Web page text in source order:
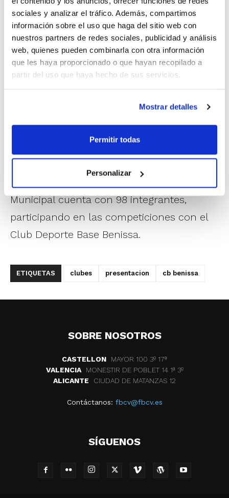
sociales y analizar el tráfico. Además, compartimos
información sobre el uso que haga del sitio web con
nuestros partners de redes sociales, publicidad y análisis
web, quienes pueden combinarla con otra información
que les haya proporcionado o que hayan recopilado a
partir del uso que haya hecho de sus servicios.
Mostrar detalles
Permitir todas
Personalizar
Con esta foto se cumple así con la
tradición del baloncesto local de mostrar a
todo el conjunto de jugadores y jugadoras
de Benissa que disfrutan del deporte de la
canasta.
Para esta temporada, el CB Benissa tiene
26 jugadores y jugadoras con licencia
Municipal cuenta con 98 integrantes,
participando en las competiciones con el
Club Deporte Base Benissa.
ETIQUETAS clubes presentacion cb benissa
SOBRE NOSOTROS
CASTELLON
MAYOR 100 3º 17ª
VALENCIA
MONESTIR DE POBLET 14 1ª 3º
ALICANTE
CIUDAD DE MATANZAS 12
Contáctanos: fbcv@fbcv.es
SÍGUENOS